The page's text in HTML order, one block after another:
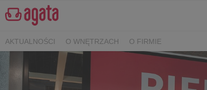
AKTUALNOŚCI O WNĘTRZACH O FIRMIE